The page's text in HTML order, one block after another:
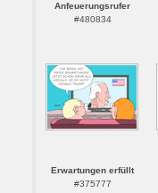
Anfeuerungsrufer
#480834
Erwartungen erfüllt
#375777